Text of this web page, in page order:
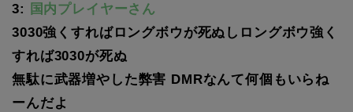
3:
国内プレイヤーさん
3030強くすればロングボウが死ぬしロングボウ強く
すれば3030が死ぬ
無駄に武器増やした弊害 DMRなんて何個もいらね
ーんだよ